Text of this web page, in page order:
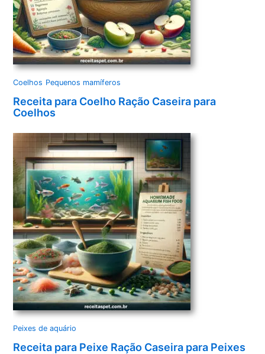
Coelhos Pequenos mamíferos
Receita para Coelho Ração Caseira para
Coelhos
Peixes de aquário
Receita para Peixe Ração Caseira para Peixes